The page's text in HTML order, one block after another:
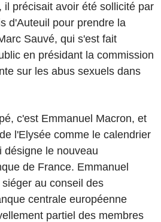
il précisait avoir été sollicité par
d'Auteuil pour prendre la
Sauvé, qui s'est fait
en présidant la commission
sur les abus sexuels dans
c'est Emmanuel Macron, et
l'Elysée comme le calendrier
désigne le nouveau
de France. Emmanuel
au conseil des
centrale européenne
partiel des membres